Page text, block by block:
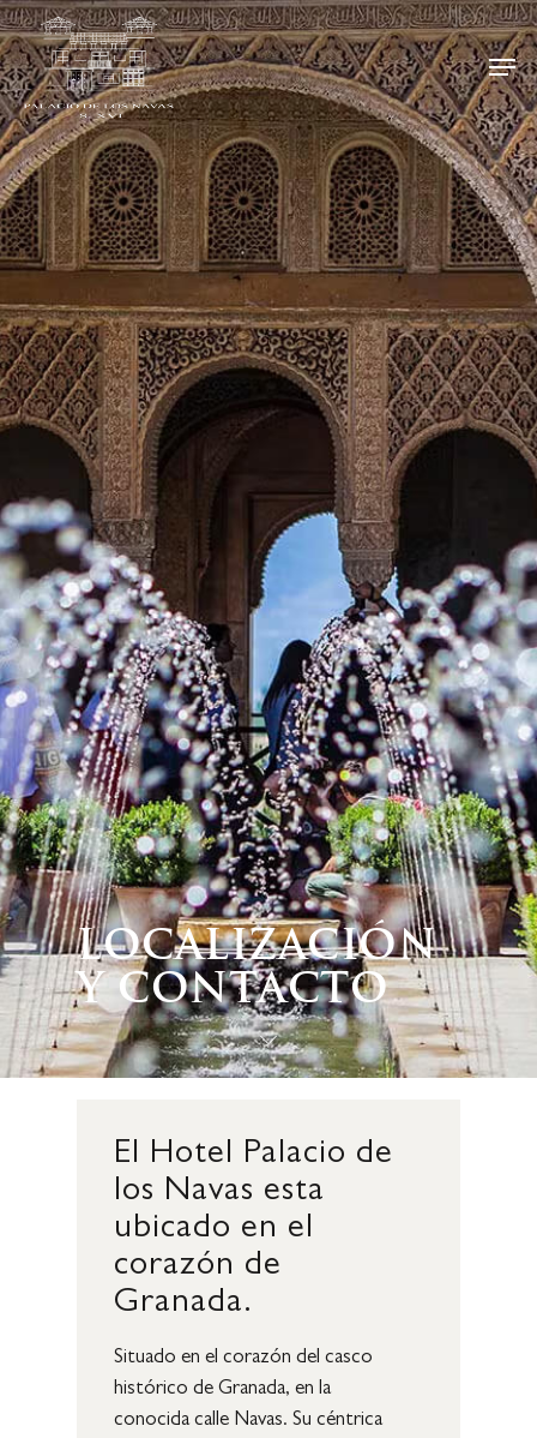
Localización
y Contacto
El Hotel Palacio de
los Navas esta
ubicado en el
corazón de
Granada.
Situado en el corazón del casco
histórico de Granada, en la
conocida calle Navas. Su céntrica